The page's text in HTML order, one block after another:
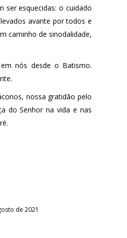
ser esquecidas: o cuidado
avante por todos e
caminho de sinodalidade,
nós desde o Batismo.
nossa gratidão pelo
do Senhor na vida e nas
de 2021